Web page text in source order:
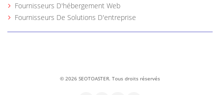
Fournisseurs D'hébergement Web
Fournisseurs De Solutions D'entreprise
©2026 SEOTOASTER. Tous droits réservés